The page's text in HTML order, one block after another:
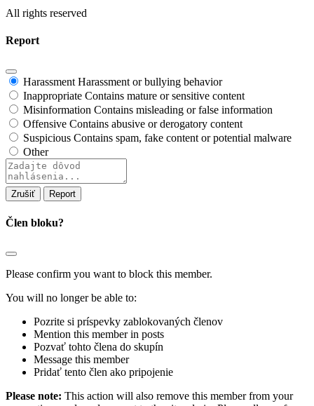
All rights reserved
Report
Harassment Harassment or bullying behavior
Inappropriate Contains mature or sensitive content
Misinformation Contains misleading or false information
Offensive Contains abusive or derogatory content
Suspicious Contains spam, fake content or potential malware
Other
Report
note
Report
Člen bloku?
Please confirm you want to block this member.
You will no longer be able to:
Pozrite si príspevky zablokovaných členov
Mention this member in posts
Pozvať tohto člena do skupín
Message this member
Pridať tento člen ako pripojenie
Please note: This action will also remove this member from your